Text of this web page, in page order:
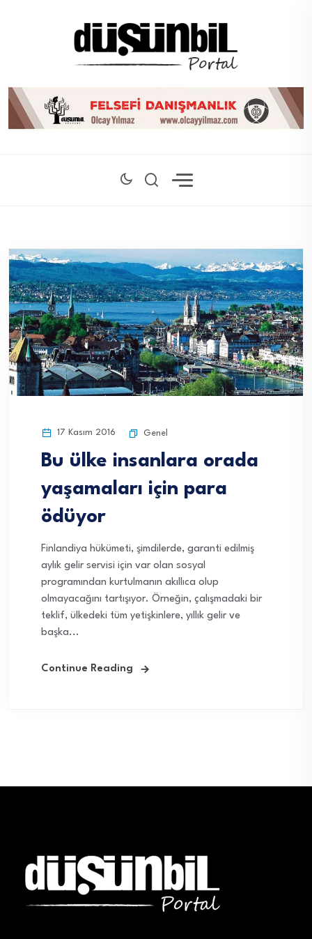
17 Kasım 2016 Genel
Bu ülke insanlara orada
yaşamaları için para
ödüyor
Finlandiya hükümeti, şimdilerde, garanti edilmiş
aylık gelir servisi için var olan sosyal
programından kurtulmanın akıllıca olup
olmayacağını tartışıyor. Örneğin, çalışmadaki bir
teklif, ülkedeki tüm yetişkinlere, yıllık gelir ve
başka...
Continue Reading